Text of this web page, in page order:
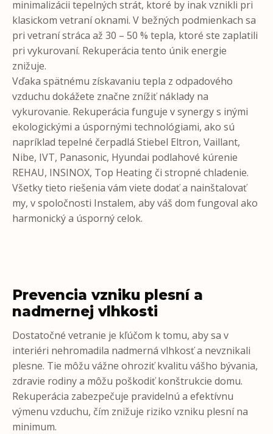
minimalizácii tepelných strát, ktoré by inak vznikli pri
klasickom vetraní oknami. V bežných podmienkach sa
pri vetraní stráca až 30 – 50 % tepla, ktoré ste zaplatili
pri vykurovaní. Rekuperácia tento únik energie
znižuje.
Vďaka spätnému získavaniu tepla z odpadového
vzduchu dokážete značne znížiť náklady na
vykurovanie. Rekuperácia funguje v synergy s inými
ekologickými a úspornými technológiami, ako sú
napríklad tepelné čerpadlá Stiebel Eltron, Vaillant,
Nibe, IVT, Panasonic, Hyundai podlahové kúrenie
REHAU, INSINOX, Top Heating či stropné chladenie.
Všetky tieto riešenia vám viete dodať a nainštalovať
my, v spoločnosti Instalem, aby váš dom fungoval ako
harmonický a úsporný celok.
Prevencia vzniku plesní a
nadmernej vlhkosti
Dostatočné vetranie je kľúčom k tomu, aby sa v
interiéri nehromadila nadmerná vlhkosť a nevznikali
plesne. Tie môžu vážne ohroziť kvalitu vášho bývania,
zdravie rodiny a môžu poškodiť konštrukcie domu.
Rekuperácia zabezpečuje pravidelnú a efektívnu
výmenu vzduchu, čím znižuje riziko vzniku plesní na
minimum.